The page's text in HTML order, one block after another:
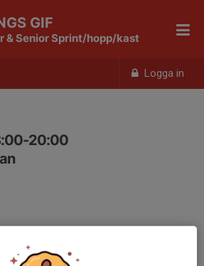
Logga in
GIF
& Senior Sprint/hopp/kast
20:00